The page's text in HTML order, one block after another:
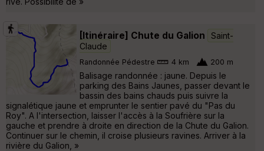
[Itinéraire] Chute du Galion
Saint-
Claude
Randonnée Pédestre 4 km 200 m
Balisage randonnée : jaune. Depuis le
parking des Bains Jaunes, passer devant le
bassin des bains chauds puis suivre la
signalétique jaune et emprunter le sentier pavé du "Pas du
Roy". A l'intersection, laisser l'accès à la Soufrière sur la
gauche et prendre à droite en direction de la Chute du Galion.
Continuer sur le chemin, il croise plusieurs ravines. Arriver à la
rivière du Galion, »